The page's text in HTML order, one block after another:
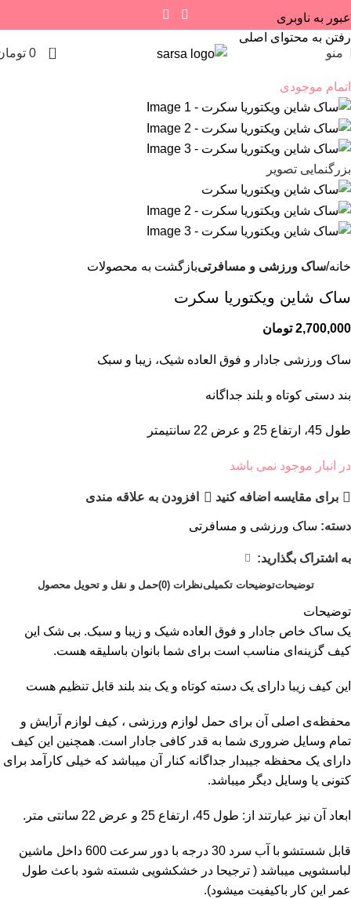
عبور به ناوبری
رفتن به محتوای اصلی
منو
0
0
اتمام موجودی
بزرگنمایی تصویر
خانه ساک ورزشی و مسافرتیبازگشت به محصولات
ساک شاين ویکتوریا سکرت
2,700,000 تومان
ساک ورزشی جادار و فوق العاده شیک، زیبا و سبک
بند دستی کوتاه و بلند جداگانه
طول 45، ارتفاع 25 و عرض 22 سانتیمتر
در انبار موجود نمی باشد
برای مقایسه اضافه کنید افزودن به علاقه مندی
دسته: ساک ورزشی و مسافرتی
به اشتراک بگذارید:
توضیحاتتوضیحات تکمیلینظرات (0) حمل و نقل و تحویل محصول
توضیحات
یک ساک خاص جادار و فوق العاده شیک و زیبا و سبک. بی شک این
کیف گزینه‌ای مناسب است برای شما بانوان باسلیقه هست.
این کیف زیبا دارای یک دسته کوتاه و یک بند بلند قابل تنظیم هست
محفظه‌ی اصلی آن برای حمل لوازم ورزشی ، کیف لوازم آرایش و
تمام وسایل ضروری شما به قدر کافی جادار است. همچنین این کیف
دارای یک محفظه جیبدار جداگانه کنار آن میباشد که خیلی کارآمد برای
کتونی یا وسایل دیگر میباشد.
ابعاد آن نیز عبارتند از: طول 45، ارتفاع 25 و عرض 22 سانتی متر.
قابل شستشو با آب سرد 30 درجه با دور سرعت 600 داخل ماشین
لباسشویی میباشد ( ترجیحا در خشکشویی شسته شود باعث طول
عمر این کار باکیفیت میشود).